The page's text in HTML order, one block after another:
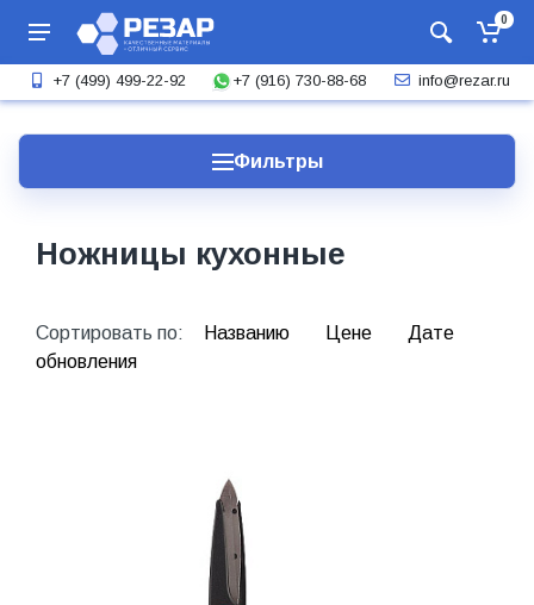
0
+7 (499) 499-22-92 +7 (916) 730-88-68 info@rezar.ru
Фильтры
Ножницы кухонные
Сортировать по: Названию Цене
Дате
обновления